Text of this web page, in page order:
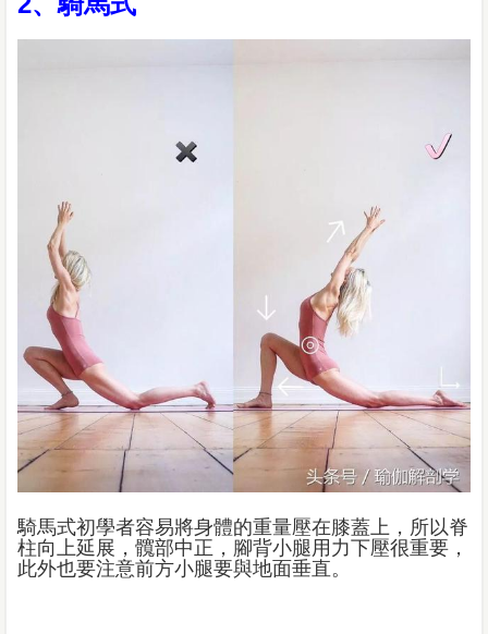
騎馬式初學者容易將身體的重量壓在膝蓋上，所以脊
柱向上延展，髖部中正，腳背小腿用力下壓很重要，
此外也要注意前方小腿要與地面垂直。